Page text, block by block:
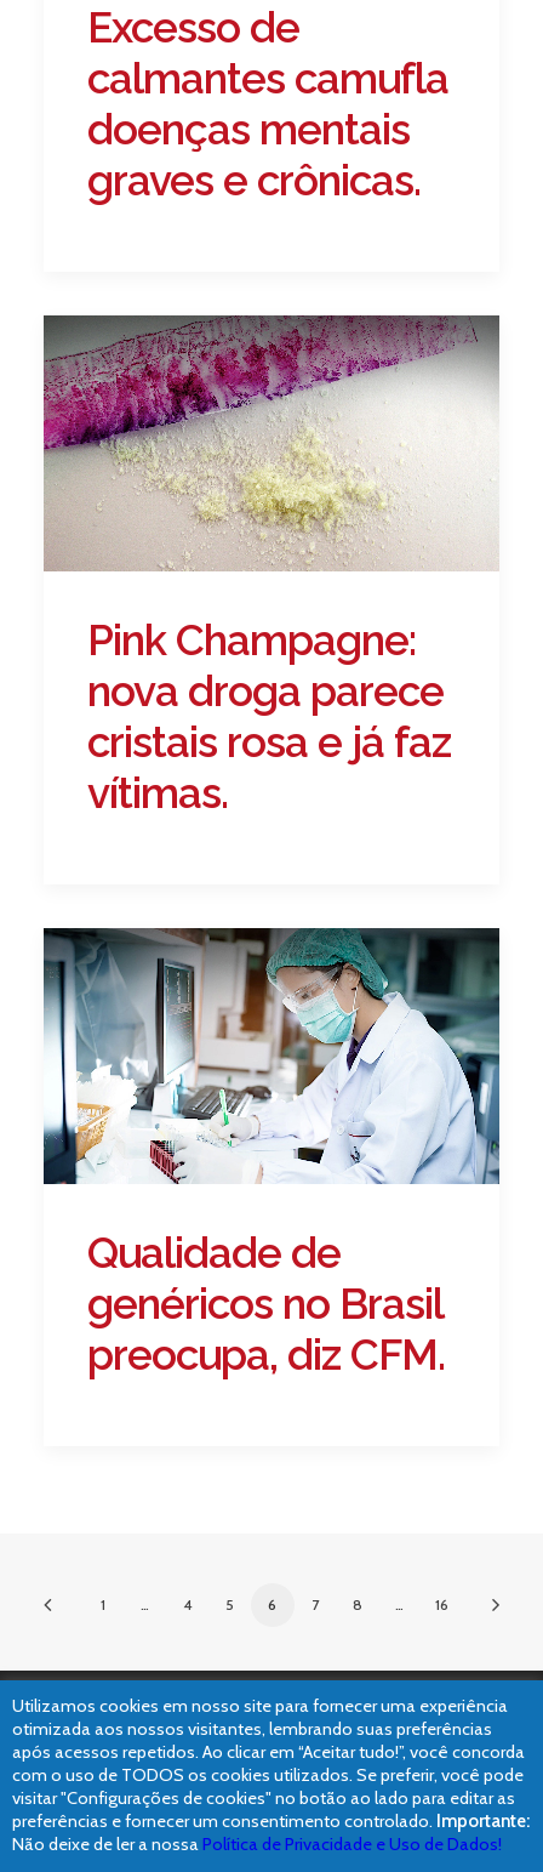
Excesso de
calmantes camufla
doenças mentais
graves e crônicas.
Pink Champagne:
nova droga parece
cristais rosa e já faz
vítimas.
Qualidade de
genéricos no Brasil
preocupa, diz CFM.
1 4 5 6 7 8 16
©2019 Dr. Leonardo Palmeira – Médico Psiquiatra // Elaborado com
pela
Claris Interativa.
Utilizamos cookies em nosso site para fornecer uma experiência
otimizada aos nossos visitantes, lembrando suas preferências
após acessos repetidos. Ao clicar em “Aceitar tudo!”, você concorda
com o uso de TODOS os cookies utilizados. Se preferir, você pode
visitar "Configurações de cookies" no botão ao lado para editar as
preferências e fornecer um consentimento controlado. Importante:
Não deixe de ler a nossaPolítica de Privacidade e Uso de Dados!